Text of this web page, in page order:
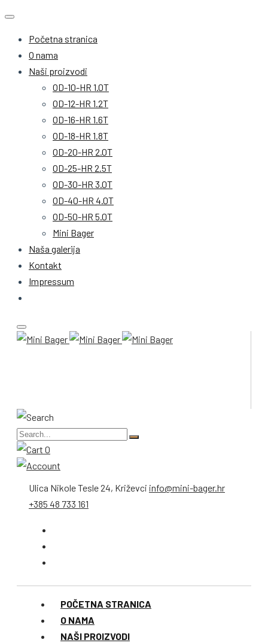
Početna stranica
O nama
Naši proizvodi
OD-10-HR 1.0T
OD-12-HR 1.2T
OD-16-HR 1.6T
OD-18-HR 1.8T
OD-20-HR 2.0T
OD-25-HR 2.5T
OD-30-HR 3.0T
OD-40-HR 4.0T
OD-50-HR 5.0T
Mini Bager
Naša galerija
Kontakt
Impressum
0
Ulica Nikole Tesle 24, Križevci info@mini-bager.hr
+385 48 733 161
POČETNA STRANICA
O NAMA
NAŠI PROIZVODI